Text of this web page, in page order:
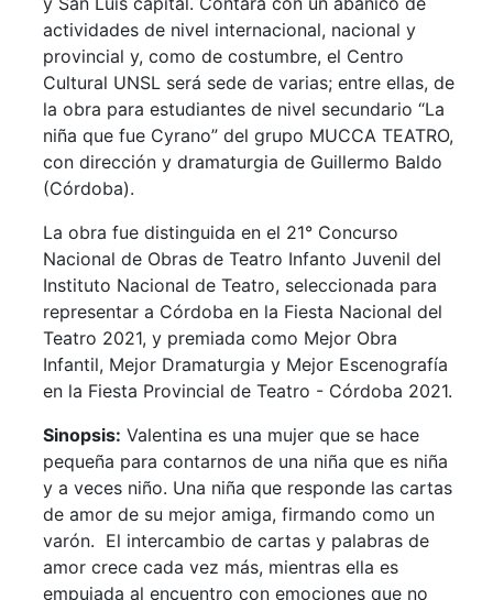
actividades de nivel internacional, nacional y
provincial y, como de costumbre, el Centro
Cultural UNSL será sede de varias; entre ellas, de
la obra para estudiantes de nivel secundario “La
niña que fue Cyrano” del grupo MUCCA TEATRO,
con dirección y dramaturgia de Guillermo Baldo
(Córdoba).
La obra fue distinguida en el 21° Concurso
Nacional de Obras de Teatro Infanto Juvenil del
Instituto Nacional de Teatro, seleccionada para
representar a Córdoba en la Fiesta Nacional del
Teatro 2021, y premiada como Mejor Obra
Infantil, Mejor Dramaturgia y Mejor Escenografía
en la Fiesta Provincial de Teatro - Córdoba 2021.
Sinopsis: Valentina es una mujer que se hace
pequeña para contarnos de una niña que es niña
y a veces niño. Una niña que responde las cartas
de amor de su mejor amiga, firmando como un
varón. El intercambio de cartas y palabras de
amor crece cada vez más, mientras ella es
empujada al encuentro con emociones que no